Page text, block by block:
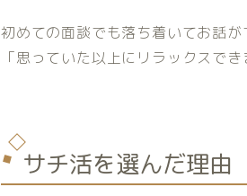
初めての面談でも落ち着いてお話が
「思っていた以上にリラックスで
サチ活を選んだ理由